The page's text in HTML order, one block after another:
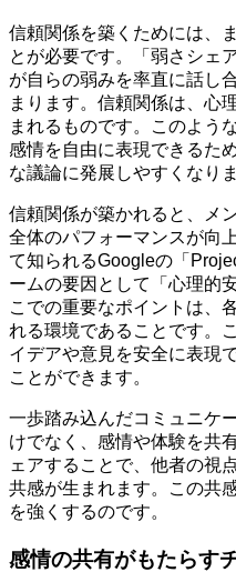
信頼関係を築くためには、
とが必要です。「弱さシェ
が自らの弱みを率直に話し
まります。信頼関係は、心
まれるものです。このよう
感情を自由に表現できるた
な議論に発展しやすくなりま
信頼関係が築かれると、メ
全体のパフォーマンスが向
て知られるGoogleの「
ームの要因として「心理的
こでの重要なポイントは、
れる環境であることです。
イデアや意見を安全に表現
ことができます。
一歩踏み込んだコミュニケ
けでなく、感情や体験を共
ェアすることで、他者の視
共感が生まれます。この共
を強くするのです。
感情の共有がもたらす